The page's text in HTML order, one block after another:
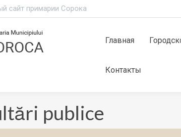
сайт примарии Сорока
Главная
Контакты
publice